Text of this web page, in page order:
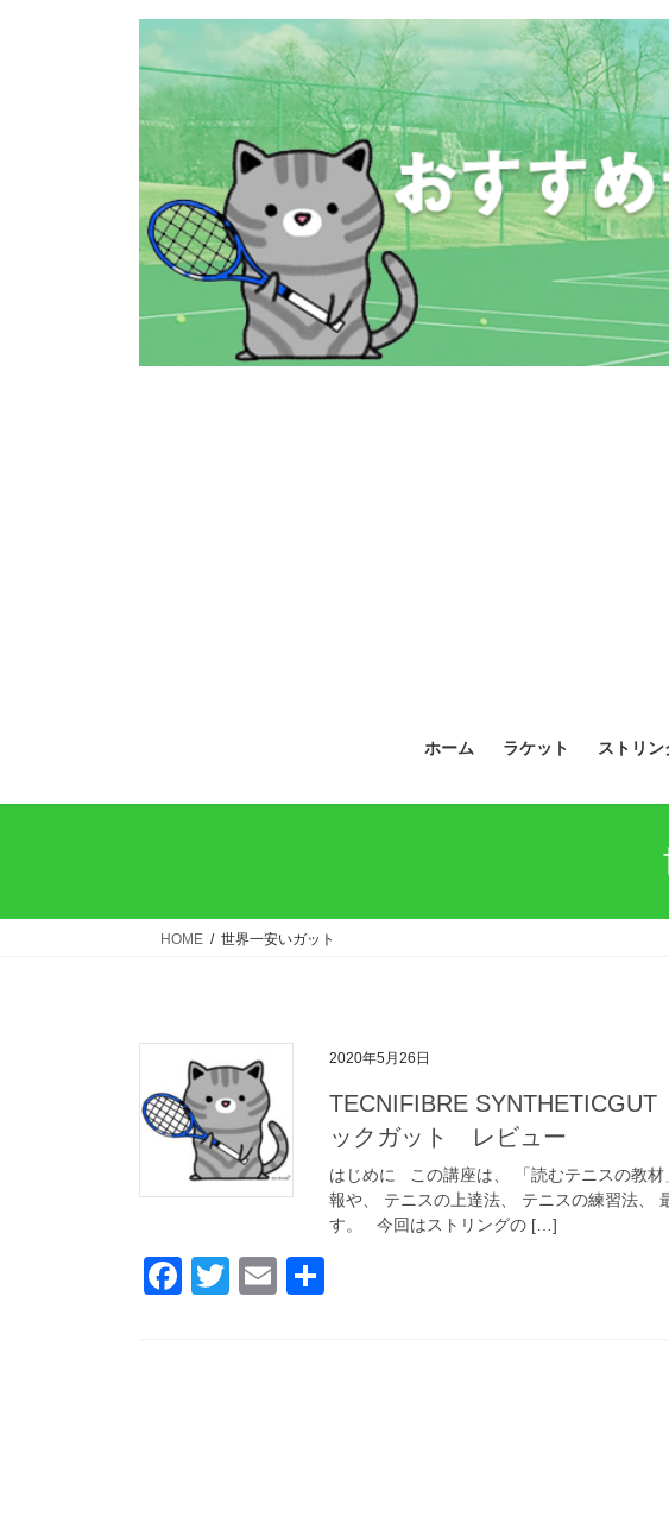
ホーム ラケット ストリン
HOME 世界一安いガット
2020年5月26日
TECNIFIBRE
ックガット レビュー
はじめに この講座は、 「読むテニスの教
報や、 テニスの上達法、 テニスの練習法、
す。 今回はストリングの […]
F
T
E